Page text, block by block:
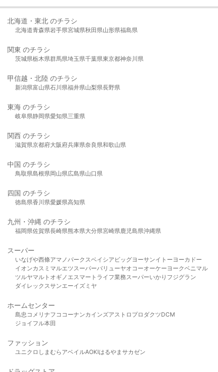
北海道・東北 のチラシ
北海道青森県岩手県宮城県秋田県山形県福島県
関東 のチラシ
茨城県栃木県群馬県埼玉県千葉県東京都神奈川県
甲信越・北陸 のチラシ
新潟県富山県石川県福井県山梨県長野県
東海 のチラシ
岐阜県静岡県愛知県三重県
関西 のチラシ
滋賀県京都府大阪府兵庫県奈良県和歌山県
中国 のチラシ
鳥取県島根県岡山県広島県山口県
四国 のチラシ
徳島県香川県愛媛県高知県
九州・沖縄 のチラシ
福岡県佐賀県長崎県熊本県大分県宮崎県鹿児島県沖縄県
スーパー
いなげや西條アマノパークスベイシア ビッグヨーサンイトーヨーカドー
イオンカスミ マルエツスーパーバリューヤオコーオーケー ヨークベニマル
ツルヤマルト オギノ エスマート ライフ業務スーパーいかり フジグラン
ダイレックスサンエーイズミヤ
ホームセンター
島忠 コメリ ナフコ コーナンカインズアストロプロダクツDCM
ジョイフル本田
ファッション
ユニクロ しまむら アベイルAOKIはるやま サカゼン